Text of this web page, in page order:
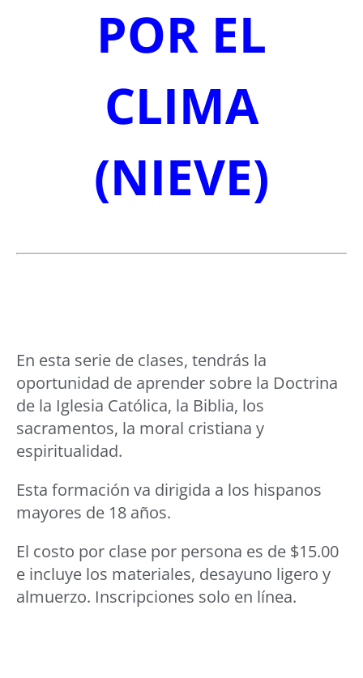
POR EL
CLIMA
(NIEVE)
En esta serie de clases, tendrás la
oportunidad de aprender sobre la Doctrina
de la Iglesia Católica, la Biblia, los
sacramentos, la moral cristiana y
espiritualidad.
Esta formación va dirigida a los hispanos
mayores de 18 años.
El costo por clase por persona es de $15.00
e incluye los materiales, desayuno ligero y
almuerzo. Inscripciones solo en línea.